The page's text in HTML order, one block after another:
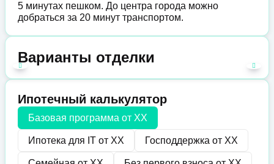
5 минутах пешком. До центра города можно
добраться за 20 минут транспортом.
Варианты отделки
Ипотечный калькулятор
Базовая программа от XX
Ипотека для IT от XX Господдержка от XX